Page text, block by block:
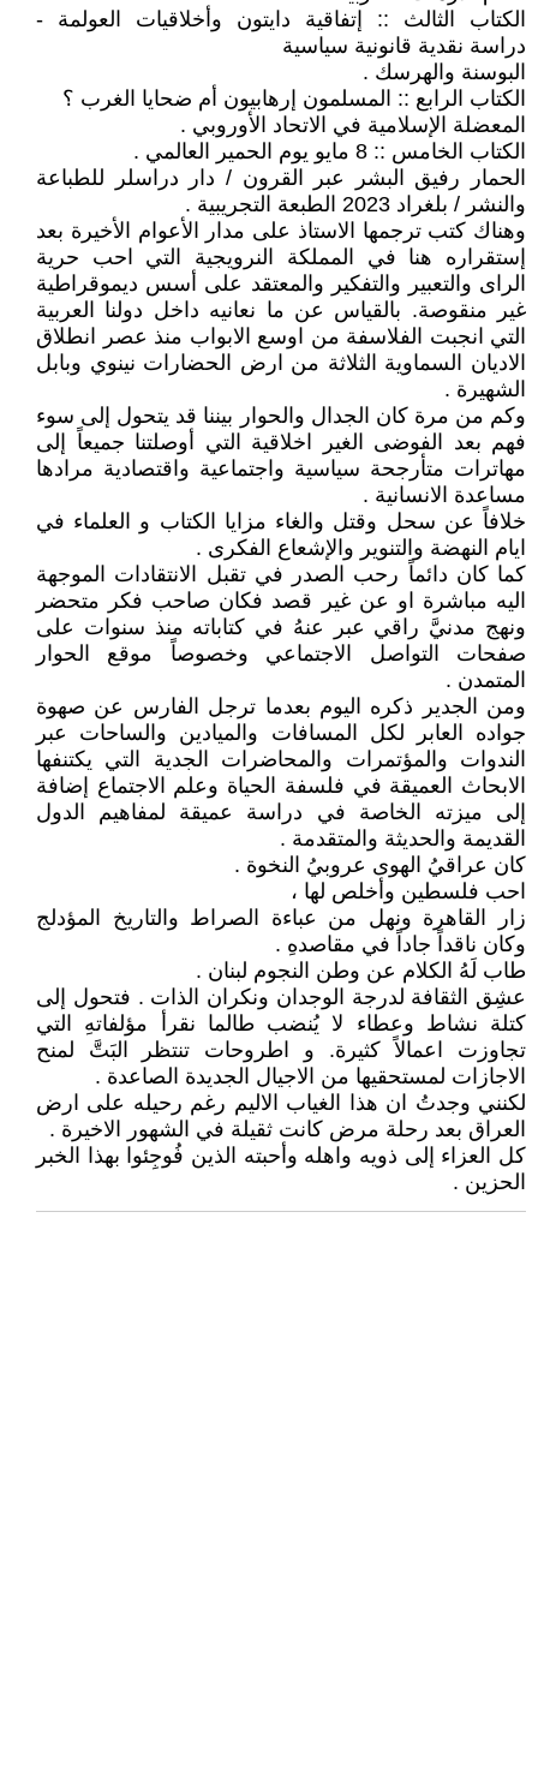
الكتاب الثالث :: إتفاقية دايتون وأخلاقيات العولمة -
دراسة نقدية قانونية سياسية
البوسنة والهرسك .
الكتاب الرابع :: المسلمون إرهابيون أم ضحايا الغرب ؟
المعضلة الإسلامية في الاتحاد الأوروبي .
الكتاب الخامس :: 8 مايو يوم الحمير العالمي .
الحمار رفيق البشر عبر القرون / دار دراسلر للطباعة
والنشر / بلغراد 2023 الطبعة التجريبية .
وهناك كتب ترجمها الاستاذ على مدار الأعوام الأخيرة بعد
إستقراره هنا في المملكة النرويجية التي احب حرية
الراى والتعبير والتفكير والمعتقد على أسس ديموقراطية
غير منقوصة. بالقياس عن ما نعانيه داخل دولنا العربية
التي انجبت الفلاسفة من اوسع الابواب منذ عصر انطلاق
الاديان السماوية الثلاثة من ارض الحضارات نينوي وبابل
الشهيرة .
وكم من مرة كان الجدال والحوار بيننا قد يتحول إلى سوء
فهم بعد الفوضى الغير اخلاقية التي أوصلتنا جميعاً إلى
مهاترات متأرجحة سياسية واجتماعية واقتصادية مرادها
مساعدة الانسانية .
خلافاً عن سحل وقتل والغاء مزايا الكتاب و العلماء في
ايام النهضة والتنوير والإشعاع الفكرى .
كما كان دائماً رحب الصدر في تقبل الانتقادات الموجهة
اليه مباشرة او عن غير قصد فكان صاحب فكر متحضر
ونهج مدنيَّ راقي عبر عنهُ في كتاباته منذ سنوات على
صفحات التواصل الاجتماعي وخصوصاً موقع الحوار
المتمدن .
ومن الجدير ذكره اليوم بعدما ترجل الفارس عن صهوة
جواده العابر لكل المسافات والميادين والساحات عبر
الندوات والمؤتمرات والمحاضرات الجدية التي يكتنفها
الابحاث العميقة في فلسفة الحياة وعلم الاجتماع إضافة
إلى ميزته الخاصة في دراسة عميقة لمفاهيم الدول
القديمة والحديثة والمتقدمة .
كان عراقيُ الهوى عروبيُ النخوة .
احب فلسطين وأخلص لها ،
زار القاهرة ونهل من عباءة الصراط والتاريخ المؤدلج
وكان ناقداً جاداً في مقاصدهِ .
طاب لَهُ الكلام عن وطن النجوم لبنان .
عشِق الثقافة لدرجة الوجدان ونكران الذات . فتحول إلى
كتلة نشاط وعطاء لا يُنضب طالما نقرأ مؤلفاتهِ التي
تجاوزت اعمالاً كثيرة. و اطروحات تنتظر البَتَّ لمنح
الاجازات لمستحقيها من الاجيال الجديدة الصاعدة .
لكنني وجدتُ ان هذا الغياب الاليم رغم رحيله على ارض
العراق بعد رحلة مرض كانت ثقيلة في الشهور الاخيرة .
كل العزاء إلى ذويه واهله وأحبته الذين فُوجِئوا بهذا الخبر
الحزين .